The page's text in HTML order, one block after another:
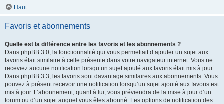
Haut
Favoris et abonnements
Quelle est la différence entre les favoris et les abonnements ?
Dans phpBB 3.0, la fonctionnalité qui vous permettait d’ajouter un sujet aux
favoris était similaire à celle présente dans votre navigateur internet. Vous ne
receviez aucune notification lorsqu’un sujet ajouté aux favoris était mis à jour.
Dans phpBB 3.3, les favoris sont davantage similaires aux abonnements. Vous
pouvez à présent recevoir une notification lorsqu’un sujet ajouté aux favoris est
mis à jour. L’abonnement, quant à lui, vous préviendra de la mise à jour d’un
forum ou d’un sujet auquel vous êtes abonné. Les options de notification des